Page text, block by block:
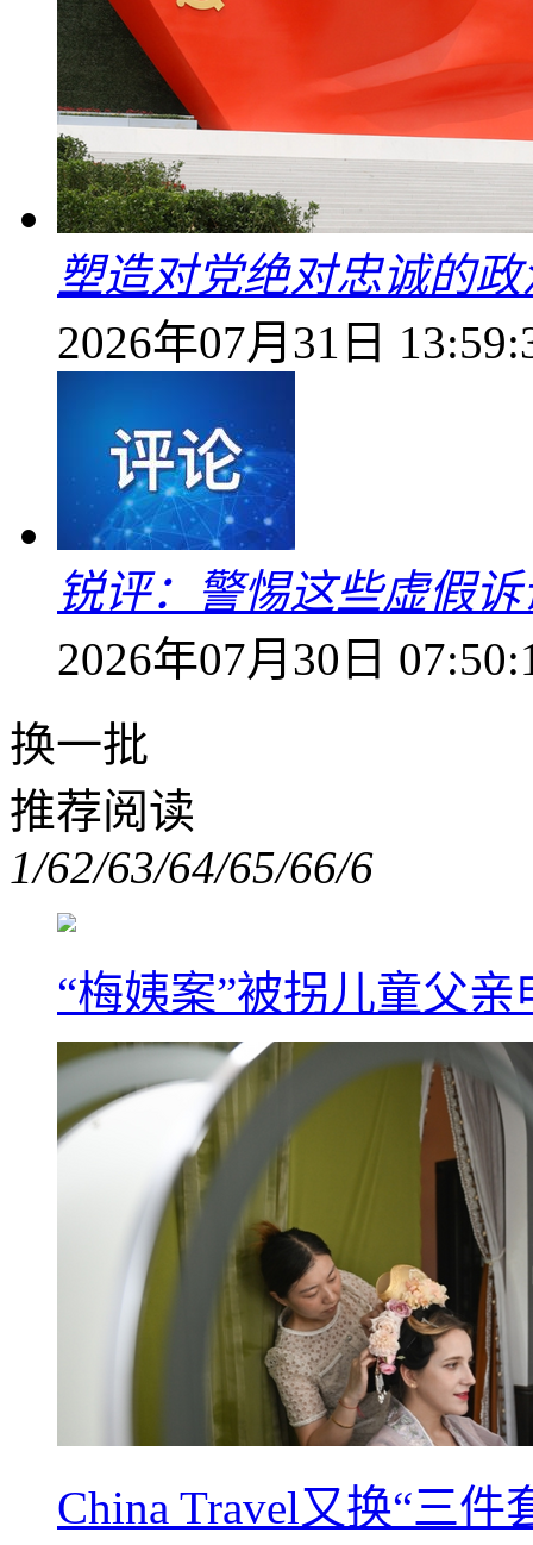
塑造对党绝对忠诚的
2026年07月31日
锐评：警惕这些虚假
2026年07月30日
换一批
推荐阅读
1/62/63/64/65/66/6
“梅姨案”被拐儿童父
China Travel又换“三